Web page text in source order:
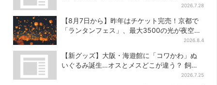
2026.7.28
【8月7日から】昨年はチケット完売！京都で
「ランタンフェス」、最大3500の光が夜空
2026.8.4
【新グッズ】大阪・海遊館に「コワかわ」ぬ
いぐるみ誕生…オスとメスどこが違う？ 飼育
2026.7.25